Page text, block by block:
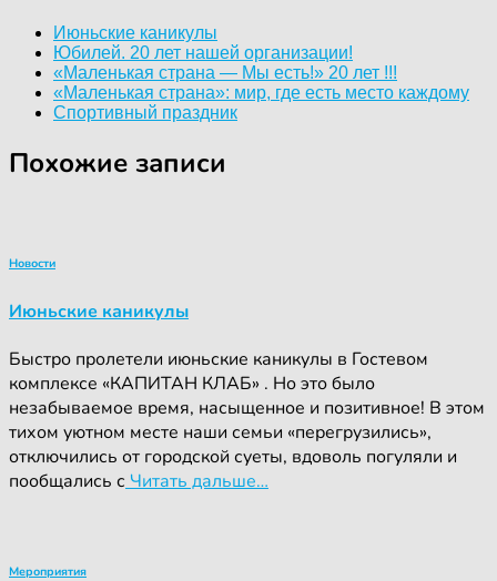
Июньские каникулы
Юбилей. 20 лет нашей организации!
«Маленькая страна — Мы есть!» 20 лет !!!
«Маленькая страна»: мир, где есть место каждому
Спортивный праздник
Похожие записи
Новости
Июньские каникулы
Быстро пролетели июньские каникулы в Гостевом
комплексе «КАПИТАН КЛАБ» . Но это было
незабываемое время, насыщенное и позитивное! В этом
тихом уютном месте наши семьи «перегрузились»,
отключились от городской суеты, вдоволь погуляли и
пообщались с Читать дальше…
Мероприятия